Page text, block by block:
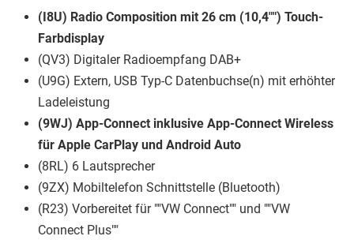
(I8U) Radio Composition mit 26 cm (10,4"") Touch-
Farbdisplay
(QV3) Digitaler Radioempfang DAB+
(U9G) Extern, USB Typ-C Datenbuchse(n) mit erhöhter
Ladeleistung
(9WJ) App-Connect inklusive App-Connect Wireless
für Apple CarPlay und Android Auto
(8RL) 6 Lautsprecher
(9ZX) Mobiltelefon Schnittstelle (Bluetooth)
(R23) Vorbereitet für ""VW Connect"" und ""VW
Connect Plus""